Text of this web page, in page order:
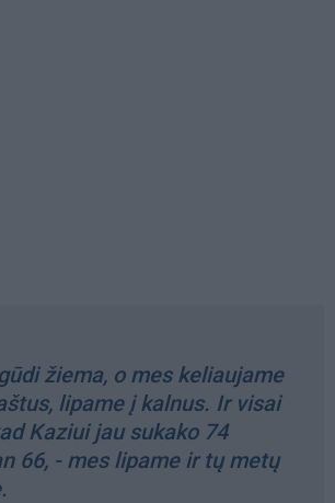
žiema, o mes keliaujame
lipame į kalnus. Ir visai
Kaziui jau sukako 74
66, - mes lipame ir tų metų